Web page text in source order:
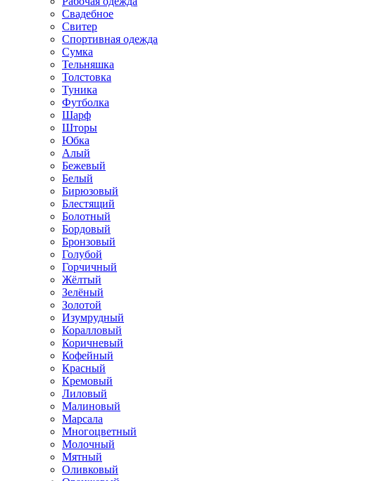
Свадебное
Свитер
Спортивная одежда
Сумка
Тельняшка
Толстовка
Туника
Футболка
Шарф
Шторы
Юбка
Алый
Бежевый
Белый
Бирюзовый
Блестящий
Болотный
Бордовый
Бронзовый
Голубой
Горчичный
Жёлтый
Зелёный
Золотой
Изумрудный
Коралловый
Коричневый
Кофейный
Красный
Кремовый
Лиловый
Малиновый
Марсала
Многоцветный
Молочный
Мятный
Оливковый